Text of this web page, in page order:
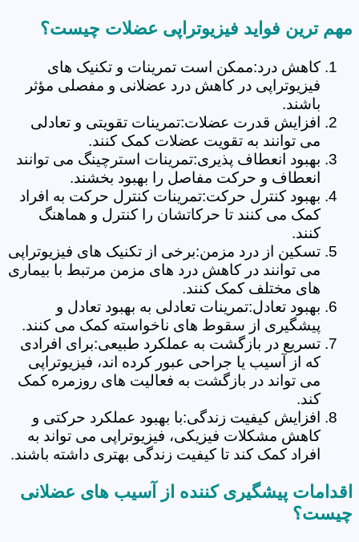
مهم ترین فواید فیزیوتراپی عضلات چیست؟
کاهش درد:ممکن است تمرینات و تکنیک های
فیزیوتراپی در کاهش درد عضلانی و مفصلی مؤثر
باشند.
افزایش قدرت عضلات:تمرینات تقویتی و تعادلی
می توانند به تقویت عضلات کمک کنند.
بهبود انعطاف پذیری:تمرینات استرچینگ می توانند
انعطاف و حرکت مفاصل را بهبود بخشند.
بهبود کنترل حرکت:تمرینات کنترل حرکت به افراد
کمک می کنند تا حرکاتشان را کنترل و هماهنگ
کنند.
تسکین از درد مزمن:برخی از تکنیک های فیزیوتراپی
می توانند در کاهش درد های مزمن مرتبط با بیماری
های مختلف کمک کنند.
بهبود تعادل:تمرینات تعادلی به بهبود تعادل و
پیشگیری از سقوط های ناخواسته کمک می کنند.
تسریع در بازگشت به عملکرد طبیعی:برای افرادی
که از آسیب یا جراحی عبور کرده اند، فیزیوتراپی
می تواند در بازگشت به فعالیت های روزمره کمک
کند.
افزایش کیفیت زندگی:با بهبود عملکرد حرکتی و
کاهش مشکلات فیزیکی، فیزیوتراپی می تواند به
افراد کمک کند تا کیفیت زندگی بهتری داشته باشند.
اقدامات پیشگیری کننده از آسیب های عضلانی
چیست؟